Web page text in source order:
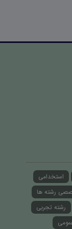
استخدامی
رشته ها
رشته تجربی